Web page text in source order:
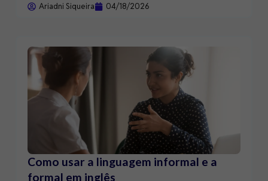
Ariadni Siqueira 04/18/2026
Como usar a linguagem informal e a
formal em inglês